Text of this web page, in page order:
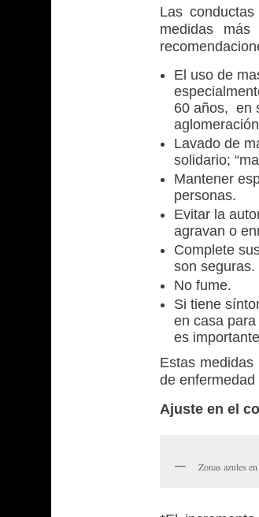
Las
medidas
El uso de
60 años, en
Lavado de
solidario;
Mantener
personas.
Evitar la
agravan o
Complete
son seguras.
No fume.
Si tiene
en casa
es
Estas
de
Ajuste en el
Zonas azules